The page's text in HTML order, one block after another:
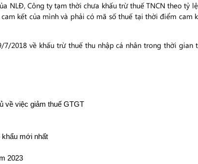
NLĐ, Công ty tạm thời chưa khấu trừ thuế TNCN theo tỷ
kết của mình và phải có mã số thuế tại thời điểm cam
7/2018 về khấu trừ thuế thu nhập cá nhân trong thời
về việc giảm thuế GTGT
khẩu mới nhất
2023